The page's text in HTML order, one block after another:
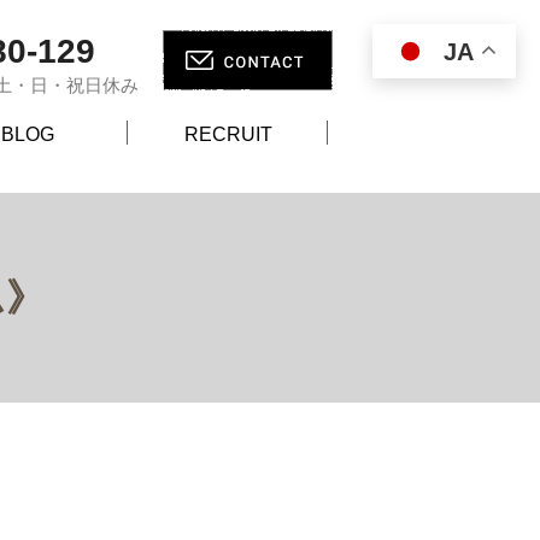
129
・日・祝日休み
BLOG RECRUIT
JA